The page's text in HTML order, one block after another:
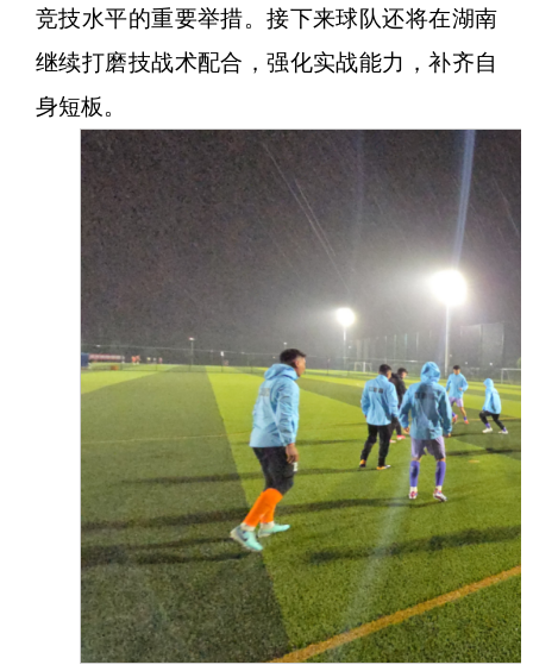
竞技水平的重要举措。接下来球队还将在湖南
继续打磨技战术配合，强化实战能力，补齐自
身短板。